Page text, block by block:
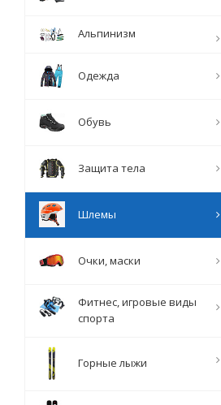
Альпинизм
Одежда
Обувь
Защита тела
Шлемы
Очки, маски
Фитнес, игровые виды
спорта
Горные лыжи